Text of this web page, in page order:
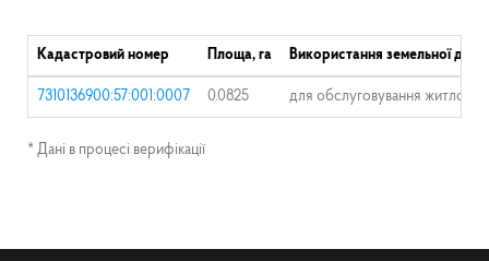
Кадастровий номер Площа, га Використання земельної
7310136900:57:001:0007 0.0825 для обслуговування
* Дані в процесі верифікації